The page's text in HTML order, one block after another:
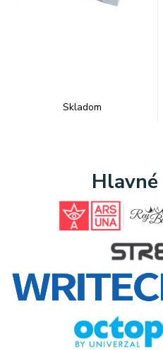
Skladom
Hlavné